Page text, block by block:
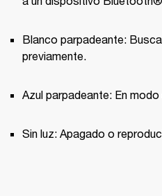
Blanco parpadeante:
previamente.
Azul parpadeante: En
Sin luz: Apagado o